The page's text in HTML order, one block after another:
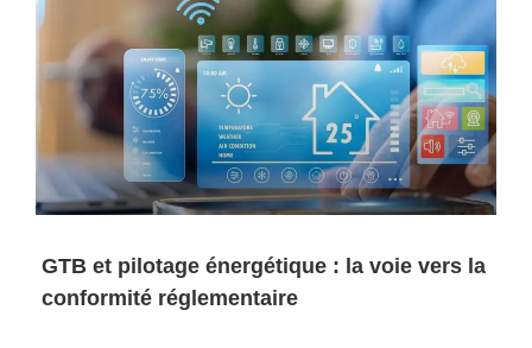
GTB et pilotage énergétique : la voie vers la
conformité réglementaire